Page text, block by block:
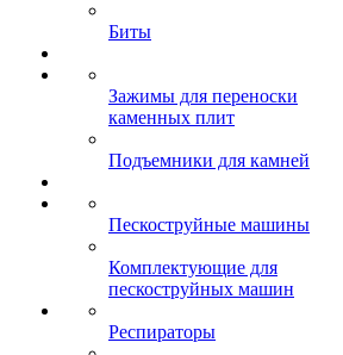
Биты
Зажимы для переноски
каменных плит
Подъемники для камней
Пескоструйные машины
Комплектующие для
пескоструйных машин
Респираторы